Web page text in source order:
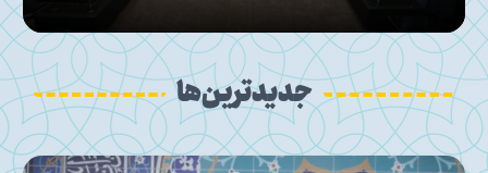
جدیدترین‌ها